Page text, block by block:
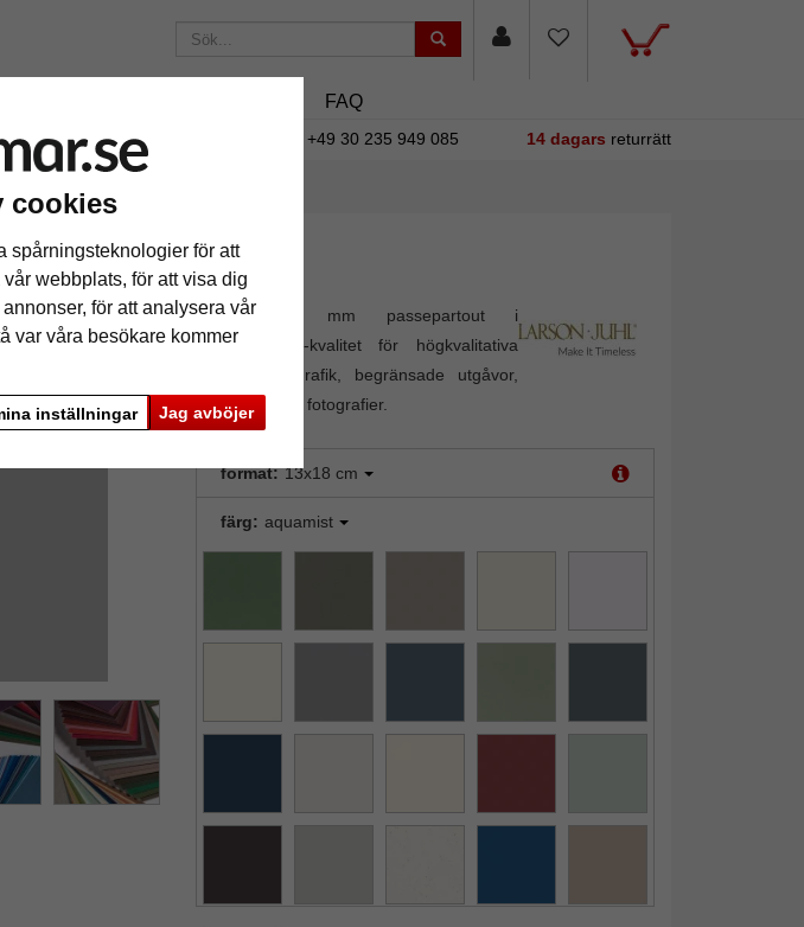
cookies
spårningsteknologier för att
webbplats, för att visa dig
för att analysera vår
var våra besökare kommer
Jag avböjer
inställningar
FAQ
hur mycket du beställer. +49 30 235 949 085 14 dagars returrätt
efter mått
Syrafri 1,4 mm passepartout i
"conservation"-kvalitet för högkvalitativa
bilder som grafik, begränsade utgåvor,
dokument och fotografier.
format: 13x18 cm
färg: aquamist